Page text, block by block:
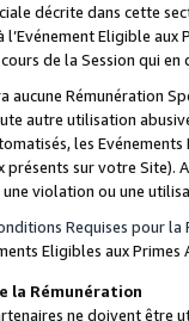
décrite dans cette
Eligible aux
de la Session qui
aucune Rémunération
autre utilisation
les
présents sur votre Site).
violation ou une
Requises pour
Eligibles aux
la Rémunération
ne doivent être